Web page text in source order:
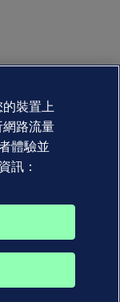
裝置上
網路流量
體驗並
訊：